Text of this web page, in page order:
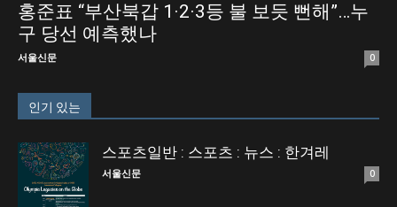
홍준표 “부산북갑 1·2·3등 불 보듯 뻔해”…누
구 당선 예측했나
서울신문 0
인기 있는
스포츠일반 : 스포츠 : 뉴스 : 한겨레
서울신문 0